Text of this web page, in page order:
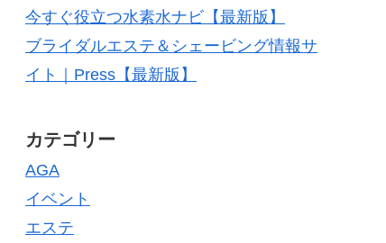
今すぐ役立つ水素水ナビ【最新版】
ブライダルエステ＆シェービング情報サ
イト｜Press【最新版】
カテゴリー
AGA
イベント
エステ